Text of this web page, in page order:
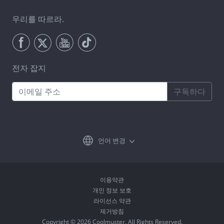
우리를 따르라.
전자 잡지
구독하다
언어 변경
이용약관
개인 정보 보호
라이선스 약관
제거방침
Copyright © 2026 Coolmuster. All Rights Reserved.